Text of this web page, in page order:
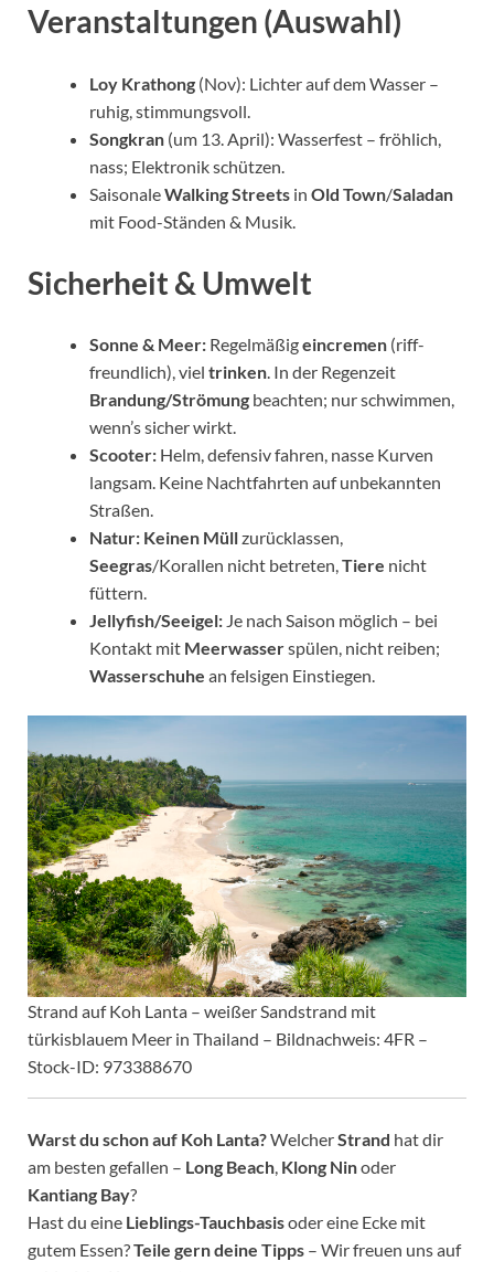
Veranstaltungen (Auswahl)
Loy Krathong (Nov): Lichter auf dem Wasser –
ruhig, stimmungsvoll.
Songkran (um 13. April): Wasserfest – fröhlich,
nass; Elektronik schützen.
SaisonaleWalking Streets in Old Town/Saladan
mit Food-Ständen & Musik.
Sicherheit & Umwelt
Sonne & Meer: Regelmäßigeincremen (riff-
freundlich), viel trinken. In der Regenzeit
Brandung/Strömung beachten; nur schwimmen,
wenn’s sicher wirkt.
Scooter: Helm, defensiv fahren, nasse Kurven
langsam. Keine Nachtfahrten auf unbekannten
Straßen.
Natur: Keinen Müllzurücklassen,
Seegras/Korallen nicht betreten,Tiere nicht
füttern.
Jellyfish/Seeigel: Je nach Saison möglich – bei
Kontakt mit Meerwasserspülen, nicht reiben;
Wasserschuhe an felsigen Einstiegen.
Strand auf Koh Lanta – weißer Sandstrand mit
türkisblauem Meer in Thailand – Bildnachweis: 4FR –
Stock-ID: 973388670
Warst du schon auf Koh Lanta?WelcherStrand hat dir
am besten gefallen – Long Beach, Klong Ninoder
Kantiang Bay?
Hast du eine Lieblings-Tauchbasisoder eine Ecke mit
gutem Essen?Teile gern deine Tipps – Wir freuen uns auf